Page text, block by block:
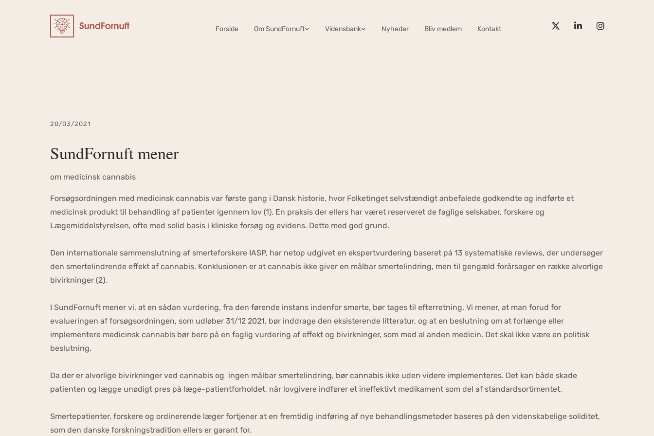
Forside Om SundFornuft Vidensbank Nyheder Bliv medlem Kontakt
20/03/2021
SundFornuft mener
om medicinsk cannabis
Forsøgsordningen med medicinsk cannabis var første gang i Dansk historie, hvor Folketinget selvstændigt anbefalede godkendte og indførte et
medicinsk produkt til behandling af patienter igennem lov (1). En praksis der ellers har været reserveret de faglige selskaber, forskere og
Lægemiddelstyrelsen, ofte med solid basis i kliniske forsøg og evidens. Dette med god grund.
Den internationale sammenslutning af smerteforskere IASP, har netop udgivet en ekspertvurdering baseret på 13 systematiske reviews, der undersøger
den smertelindrende effekt af cannabis. Konklusionen er at cannabis ikke giver en målbar smertelindring, men til gengæld forårsager en række alvorlige
bivirkninger (2).
I SundFornuft mener vi, at en sådan vurdering, fra den førende instans indenfor smerte, bør tages til efterretning. Vi mener, at man forud for
evalueringen af forsøgsordningen, som udløber 31/12 2021, bør inddrage den eksisterende litteratur, og at en beslutning om at forlænge eller
implementere medicinsk cannabis bør bero på en faglig vurdering af effekt og bivirkninger, som med al anden medicin. Det skal ikke være en politisk
beslutning.
Da der er alvorlige bivirkninger ved cannabis og ingen målbar smertelindring, bør cannabis ikke uden videre implementeres. Det kan både skade
patienten og lægge unødigt pres på læge-patientforholdet, når lovgivere indfører et ineffektivt medikament som del af standardsortimentet.
Smertepatienter, forskere og ordinerende læger fortjener at en fremtidig indføring af nye behandlingsmetoder baseres på den videnskabelige soliditet,
som den danske forskningstradition ellers er garant for.